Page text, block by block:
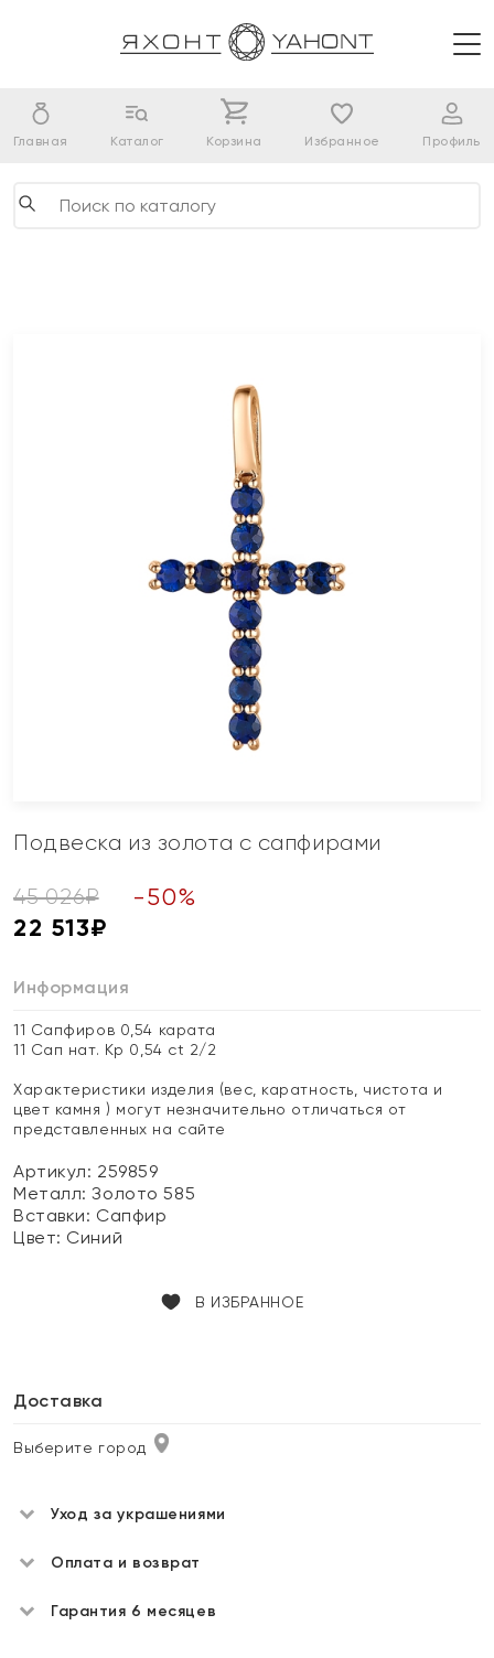
Главная Каталог Корзина Избранное Профиль
Подвеска из золота с сапфирами
45 026₽ -50%
22 513₽
Информация
11 Сапфиров 0,54 карата
11 Сап нат. Кр 0,54 ct 2/2
Характеристики изделия (вес, каратность, чистота и
цвет камня ) могут незначительно отличаться от
представленных на сайте
Артикул: 259859
Металл:Золото 585
Вставки: Сапфир
Цвет: Синий
В ИЗБРАННОЕ
Доставка
Выберите город
Уход за украшениями
Оплата и возврат
Гарантия 6 месяцев